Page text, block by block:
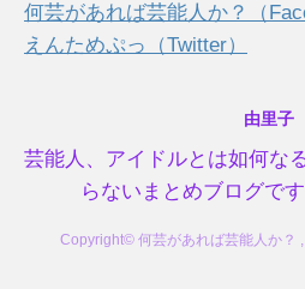
何芸があれば芸能人か？（
えんためぷっ（Twitter）
由里子
芸能人、アイドルとは如何な
らないまとめブログで
Copyright© 何芸があれば芸能人か？